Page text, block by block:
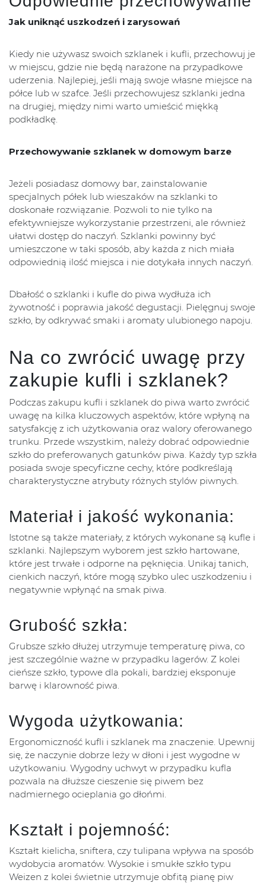
Jak uniknąć uszkodzeń i zarysowań
Kiedy nie używasz swoich szklanek i kufli, przechowuj je
w miejscu, gdzie nie będą narażone na przypadkowe
uderzenia. Najlepiej, jeśli mają swoje własne miejsce na
półce lub w szafce. Jeśli przechowujesz szklanki jedna
na drugiej, między nimi warto umieścić miękką
podkładkę.
Przechowywanie szklanek w domowym barze
Jeżeli posiadasz domowy bar, zainstalowanie
specjalnych półek lub wieszaków na szklanki to
doskonałe rozwiązanie. Pozwoli to nie tylko na
efektywniejsze wykorzystanie przestrzeni, ale również
ułatwi dostęp do naczyń. Szklanki powinny być
umieszczone w taki sposób, aby każda z nich miała
odpowiednią ilość miejsca i nie dotykała innych naczyń.
Dbałość o szklanki i kufle do piwa wydłuża ich
żywotność i poprawia jakość degustacji. Pielęgnuj swoje
szkło, by odkrywać smaki i aromaty ulubionego napoju.
Na co zwrócić uwagę przy
zakupie kufli i szklanek?
Podczas zakupu kufli i szklanek do piwa warto zwrócić
uwagę na kilka kluczowych aspektów, które wpłyną na
satysfakcję z ich użytkowania oraz walory oferowanego
trunku. Przede wszystkim, należy dobrać odpowiednie
szkło do preferowanych gatunków piwa. Każdy typ szkła
posiada swoje specyficzne cechy, które podkreślają
charakterystyczne atrybuty różnych stylów piwnych.
Materiał i jakość wykonania:
Istotne są także materiały, z których wykonane są kufle i
szklanki. Najlepszym wyborem jest szkło hartowane,
które jest trwałe i odporne na pęknięcia. Unikaj tanich,
cienkich naczyń, które mogą szybko ulec uszkodzeniu i
negatywnie wpłynąć na smak piwa.
Grubość szkła:
Grubsze szkło dłużej utrzymuje temperaturę piwa, co
jest szczególnie ważne w przypadku lagerów. Z kolei
cieńsze szkło, typowe dla pokali, bardziej eksponuje
barwę i klarowność piwa.
Wygoda użytkowania:
Ergonomiczność kufli i szklanek ma znaczenie. Upewnij
się, że naczynie dobrze leży w dłoni i jest wygodne w
użytkowaniu. Wygodny uchwyt w przypadku kufla
pozwala na dłuższe cieszenie się piwem bez
nadmiernego ocieplania go dłońmi.
Kształt i pojemność:
Kształt kielicha, sniftera, czy tulipana wpływa na sposób
wydobycia aromatów. Wysokie i smukłe szkło typu
Weizen z kolei świetnie utrzymuje obfitą pianę piw